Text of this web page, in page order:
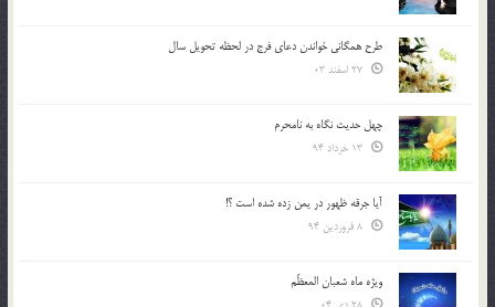
طرح همگانی خواندن دعای فرج در لحظه تحویل سال
چهل حدیث نگاه به نامحرم
آیا جرقه ظهور در یمن زده شده است ؟!
ویژه ماه شعبان المعظّم